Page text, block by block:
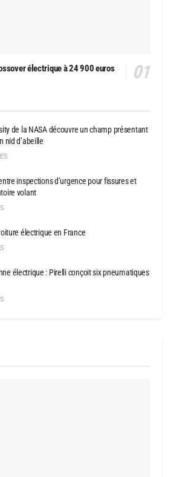
électrique à 24 900 euros
de la NASA découvre un champ présentant
nid d’abeille
inspections d’urgence pour fissures et
volant
électrique en France
électrique : Pirelli conçoit six pneumatiques